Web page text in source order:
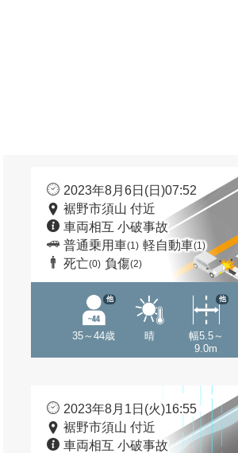
2023年8月6日(日)07:52
裾野市須山 付近
車両相互 小破事故
普通乗用車(1) 軽自動車(1)
死亡(0) 負傷(2)
35～44歳
他
晴
幅5.5～
9.0m
他
2023年8月1日(火)16:55
裾野市須山 付近
車両相互 小破事故